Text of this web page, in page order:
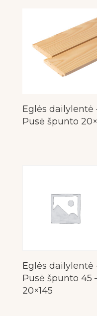
Eglės dailylentė
Pusė špunto
Eglės dailylentė
Pusė špunto 45
20×145